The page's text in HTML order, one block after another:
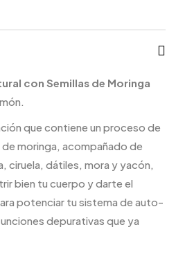
con Semillas de Moringa
que contiene un proceso de
moringa, acompañado de
ciruela, dátiles, mora y yacón,
bien tu cuerpo y darte el
potenciar tu sistema de auto-
depurativas que ya